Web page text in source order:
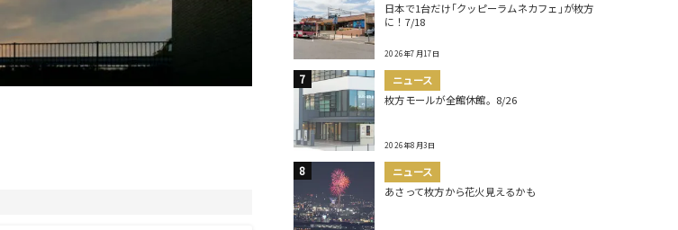
日本で1台だけ｢クッピーラムネカフェ｣が枚方
に！7/18
2026年7月17日
ニュース
枚方モールが全館休館。8/26
2026年8月3日
ニュース
あさって枚方から花火見えるかも